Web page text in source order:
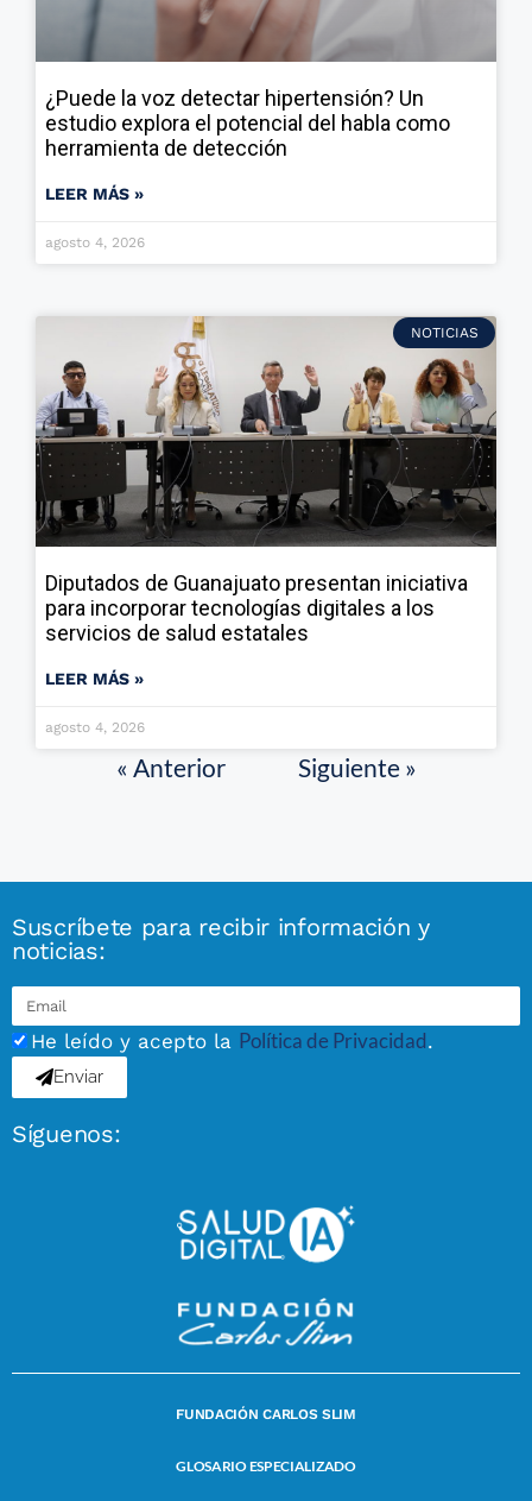
¿Puede la voz detectar hipertensión? Un
estudio explora el potencial del habla como
herramienta de detección
LEER MÁS »
agosto 4, 2026
NOTICIAS
Diputados de Guanajuato presentan iniciativa
para incorporar tecnologías digitales a los
servicios de salud estatales
LEER MÁS »
agosto 4, 2026
« Anterior Siguiente »
Suscríbete para recibir información y
noticias:
He leído y acepto la Política de Privacidad.
Enviar
Síguenos:
FUNDACIÓN CARLOS SLIM
GLOSARIO ESPECIALIZADO